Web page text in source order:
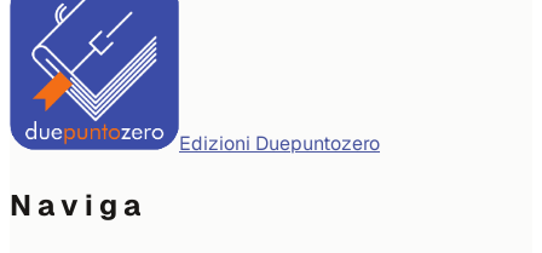
Edizioni Duepuntozero
Naviga